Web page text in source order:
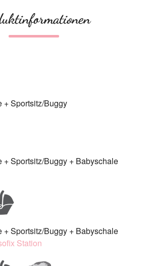
+ Sportsitz/Buggy
+ Sportsitz/Buggy + Babyschale
+ Sportsitz/Buggy + Babyschale
Station